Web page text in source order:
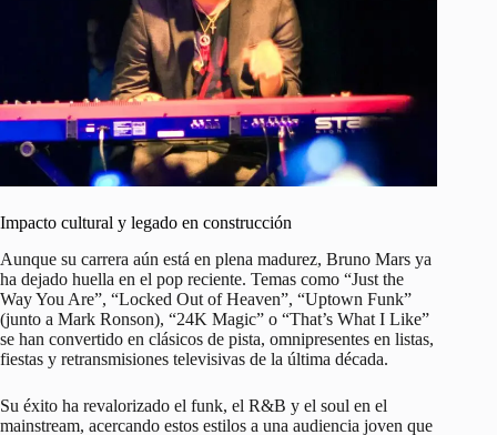
Impacto cultural y legado en construcción
Aunque su carrera aún está en plena madurez, Bruno Mars ya
ha dejado huella en el pop reciente. Temas como “Just the
Way You Are”, “Locked Out of Heaven”, “Uptown Funk”
(junto a Mark Ronson), “24K Magic” o “That’s What I Like”
se han convertido en clásicos de pista, omnipresentes en listas,
fiestas y retransmisiones televisivas de la última década.
Su éxito ha revalorizado el funk, el R&B y el soul en el
mainstream, acercando estos estilos a una audiencia joven que